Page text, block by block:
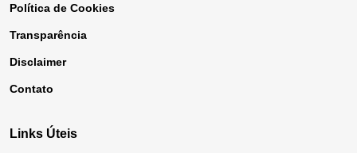
Política de Cookies
Transparência
Disclaimer
Contato
Links Úteis